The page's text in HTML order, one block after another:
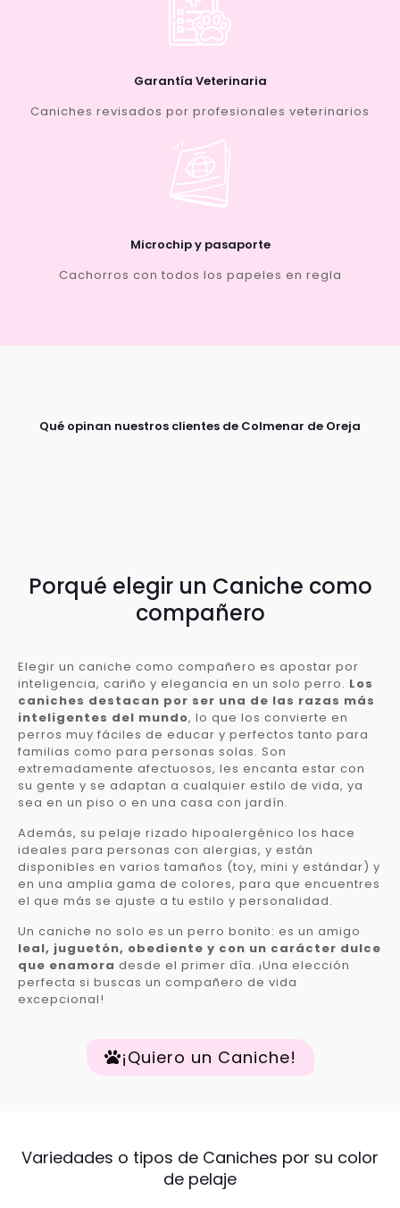
Garantía Veterinaria
Caniches revisados por profesionales veterinarios
Microchip y pasaporte
Cachorros con todos los papeles en regla
Qué opinan nuestros clientes de Colmenar de Oreja
Porqué elegir un Caniche como
compañero
Elegir un caniche como compañero es apostar por
inteligencia, cariño y elegancia en un solo perro. Los
caniches destacan por ser una de las razas más
inteligentes del mundo, lo que los convierte en
perros muy fáciles de educar y perfectos tanto para
familias como para personas solas. Son
extremadamente afectuosos, les encanta estar con
su gente y se adaptan a cualquier estilo de vida, ya
sea en un piso o en una casa con jardín.
Además, su pelaje rizado hipoalergénico los hace
ideales para personas con alergias, y están
disponibles en varios tamaños (toy, mini y estándar) y
en una amplia gama de colores, para que encuentres
el que más se ajuste a tu estilo y personalidad.
Un caniche no solo es un perro bonito: es un amigo
leal, juguetón, obediente y con un carácter dulce
que enamora desde el primer día. ¡Una elección
perfecta si buscas un compañero de vida
excepcional!
¡Quiero un Caniche!
Variedades o tipos de Caniches por su color
de pelaje